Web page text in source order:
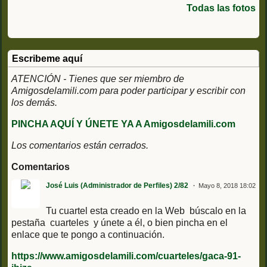
Todas las fotos
Escribeme aquí
ATENCIÓN - Tienes que ser miembro de
Amigosdelamili.com para poder participar y escribir con
los demás.
PINCHA AQUÍ Y ÚNETE YA A Amigosdelamili.com
Los comentarios están cerrados.
Comentarios
José Luis (Administrador de Perfiles) 2/82 Mayo 8, 2018 18:02
Tu cuartel esta creado en la Web búscalo en la
pestaña cuarteles y únete a él, o bien pincha en el
enlace que te pongo a continuación.
https://www.amigosdelamili.com/cuarteles/gaca-91-